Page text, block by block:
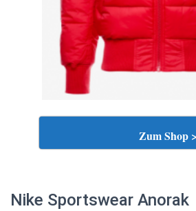
Zum Shop >
Nike Sportswear Anorak